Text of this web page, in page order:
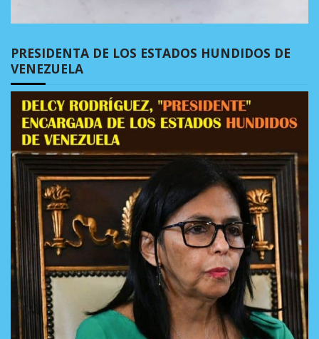
PRESIDENTA DE LOS ESTADOS HUNDIDOS DE
VENEZUELA